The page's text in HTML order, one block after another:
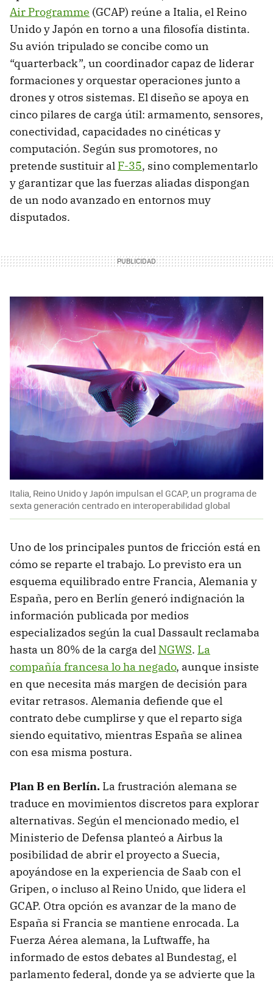
Air Programme (GCAP) reúne a Italia, el Reino
Unido y Japón en torno a una filosofía distinta.
Su avión tripulado se concibe como un
“quarterback”, un coordinador capaz de liderar
formaciones y orquestar operaciones junto a
drones y otros sistemas. El diseño se apoya en
cinco pilares de carga útil: armamento, sensores,
conectividad, capacidades no cinéticas y
computación. Según sus promotores, no
pretende sustituir al F-35, sino complementarlo
y garantizar que las fuerzas aliadas dispongan
de un nodo avanzado en entornos muy
disputados.
Italia, Reino Unido y Japón impulsan el GCAP, un programa de
sexta generación centrado en interoperabilidad global
Uno de los principales puntos de fricción está en
cómo se reparte el trabajo. Lo previsto era un
esquema equilibrado entre Francia, Alemania y
España, pero en Berlín generó indignación la
información publicada por medios
especializados según la cual Dassault reclamaba
hasta un 80% de la carga del NGWS. La
compañía francesa lo ha negado, aunque insiste
en que necesita más margen de decisión para
evitar retrasos. Alemania defiende que el
contrato debe cumplirse y que el reparto siga
siendo equitativo, mientras España se alinea
con esa misma postura.
Plan B en Berlín. La frustración alemana se
traduce en movimientos discretos para explorar
alternativas. Según el mencionado medio, el
Ministerio de Defensa planteó a Airbus la
posibilidad de abrir el proyecto a Suecia,
apoyándose en la experiencia de Saab con el
Gripen, o incluso al Reino Unido, que lidera el
GCAP. Otra opción es avanzar de la mano de
España si Francia se mantiene enrocada. La
Fuerza Aérea alemana, la Luftwaffe, ha
informado de estos debates al Bundestag, el
parlamento federal, donde ya se advierte que la